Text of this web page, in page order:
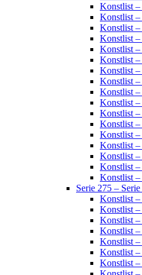
Konstlist –
Konstlist –
Konstlist –
Konstlist –
Konstlist –
Konstlist –
Konstlist –
Konstlist –
Konstlist –
Konstlist –
Konstlist –
Konstlist –
Konstlist –
Konstlist –
Konstlist –
Konstlist –
Konstlist –
Serie 275 –
Konstlist –
Konstlist –
Konstlist –
Konstlist –
Konstlist –
Konstlist –
Konstlist –